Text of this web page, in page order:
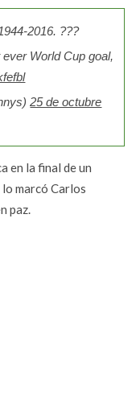
2016. ???
World Cup goal,
25 de octubre
en la final de un
marcó Carlos
paz.